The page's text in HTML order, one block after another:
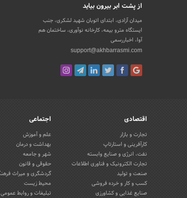
از پشت ابر بیرون بیاید
میدان آزادی، ابتدای اتوبان شهید لشکری، جنب
ایستگاه مترو بیمه، کارخانه نوآوری، ساختمان هم
آوا، اخباررسمی
support@akhbarrasmi.com
اقتصادی
تجارت و بازار
کارآفرینی و استارتاپ
نفت، انرژی و صنایع وابسته
تجارت الکترونیک و فناوری اطلاعات
صنعت و تولید
کسب و کار و خرده فروشی
صنایع غذایی و کشاورزی
اجتماعی
علم و آموزش
بهداشت و درمان
شهر و جامعه
حقوقی و قانون
گردشگری و میراث
محیط زیست
تبلیغات و روابط عمومی